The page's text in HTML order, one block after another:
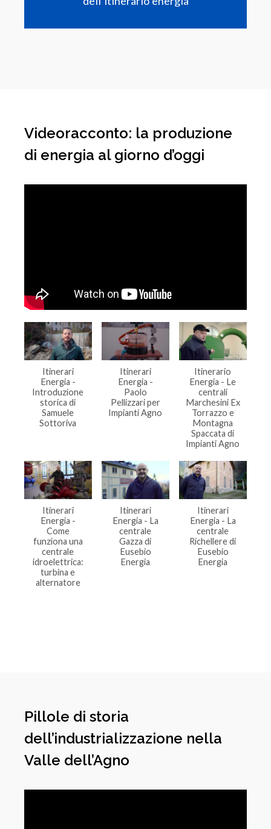
Videoracconto: la produzione
di energia al giorno d’oggi
Itinerari
Energia -
Introduzione
storica di
Samuele
Sottoriva
Itinerari
Energia -
Paolo
Pellizzari per
Impianti Agno
Itinerario
Energia - Le
centrali
Marchesini Ex
Torrazzo e
Montagna
Spaccata di
Impianti Agno
Itinerari
Energia -
Come
funziona una
centrale
idroelettrica:
turbina e
alternatore
Itinerari
Energia - La
centrale
Gazza di
Eusebio
Energia
Itinerari
Energia - La
centrale
Richellere di
Eusebio
Energia
Pillole di storia
dell’industrializzazione nella
Valle dell’Agno